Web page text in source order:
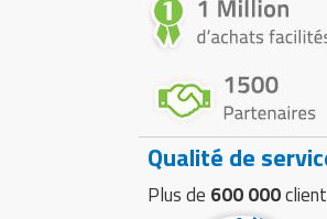
Qualité de
Plus de 600 000